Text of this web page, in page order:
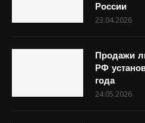
России
23.04.2026
Продажи
РФ
года
24.05.2026